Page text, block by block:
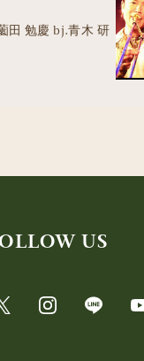
田 勉慶 bj.青木 研
US